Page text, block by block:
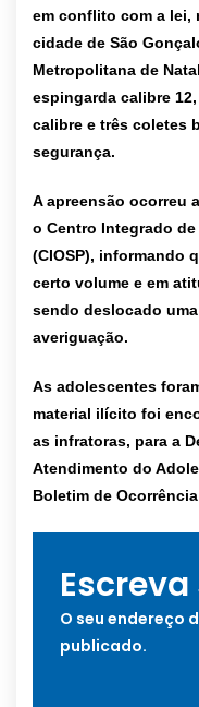
em conflito com a lei,
cidade de São
Metropolitana de
espingarda calibre
calibre e três coletes
segurança.
A apreensão ocorreu
o Centro Integrado
(CIOSP), informando
certo volume e em
sendo deslocado
averiguação.
As adolescentes
material ilícito foi
as infratoras, para a
Atendimento do
Boletim de
O seu endereço
publicado.